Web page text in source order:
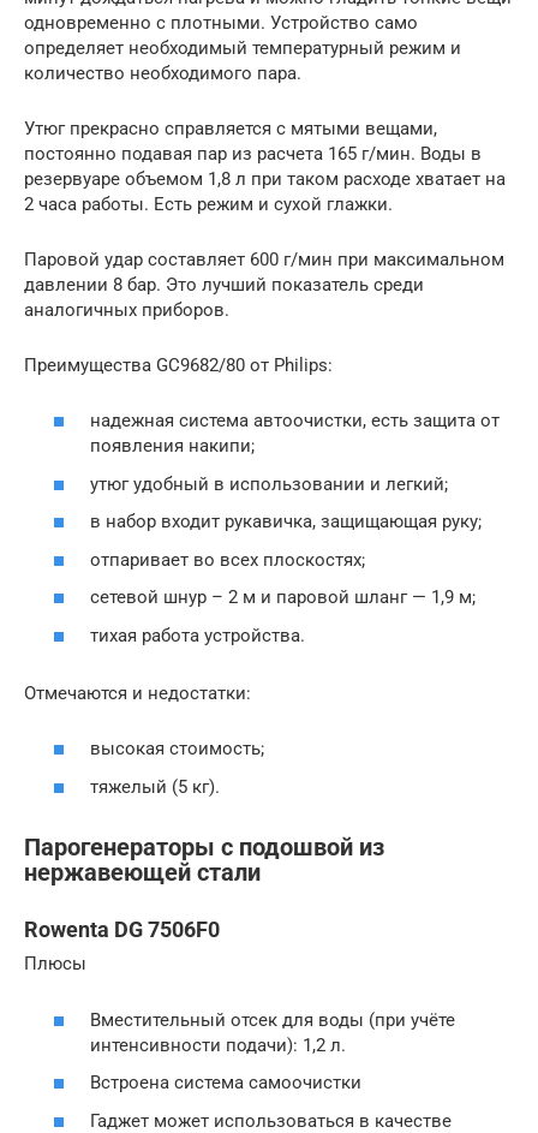
одновременно с плотными. Устройство само
определяет необходимый температурный режим и
количество необходимого пара.
Утюг прекрасно справляется с мятыми вещами,
постоянно подавая пар из расчета 165 г/мин. Воды в
резервуаре объемом 1,8 л при таком расходе хватает на
2 часа работы. Есть режим и сухой глажки.
Паровой удар составляет 600 г/мин при максимальном
давлении 8 бар. Это лучший показатель среди
аналогичных приборов.
Преимущества GC9682/80 от Philips:
надежная система автоочистки, есть защита от
появления накипи;
утюг удобный в использовании и легкий;
в набор входит рукавичка, защищающая руку;
отпаривает во всех плоскостях;
сетевой шнур – 2 м и паровой шланг — 1,9 м;
тихая работа устройства.
Отмечаются и недостатки:
высокая стоимость;
тяжелый (5 кг).
Парогенераторы с подошвой из
нержавеющей стали
Rowenta DG 7506F0
Плюсы
Вместительный отсек для воды (при учёте
интенсивности подачи): 1,2 л.
Встроена система самоочистки
Гаджет может использоваться в качестве